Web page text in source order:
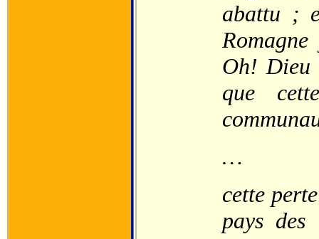
abattu ;
Oh! Dieu
que
…
cette
pays des